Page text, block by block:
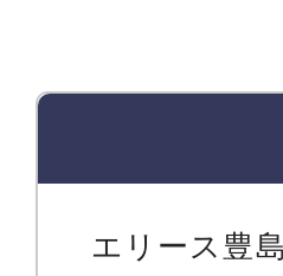
エリース豊